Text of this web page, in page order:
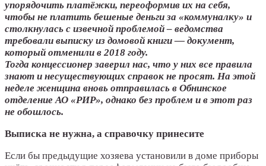
упорядочить платёжки, переоформив их на себя,
чтобы не платить бешеные деньги за «коммуналку» и
столкнулась с извечной проблемой – ведомства
требовали выписку из домовой книги — документ,
который отменили в 2018 году.
Тогда концессионер заверил нас, что у них все правила
знают и несуществующих справок не просят. На этой
неделе женщина вновь отправилась в Обнинское
отделение АО «РИР», однако без проблем и в этот раз
не обошлось.
Выписка не нужна, а справочку принесите
Если бы предыдущие хозяева установили в доме приборы